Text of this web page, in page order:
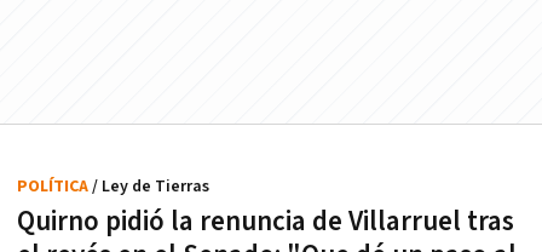
Quirno pidió la renuncia de Villarruel tras
POLÍTICA/ Ley de Tierras